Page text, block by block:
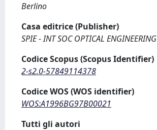
Berlino
Casa editrice (Publisher)
SPIE - INT SOC OPTICAL ENGINEERING
Codice Scopus (Scopus Identifier)
2-s2.0-57849114378
Codice WOS (WOS identifier)
WOS:A1996BG97B00021
Tutti gli autori